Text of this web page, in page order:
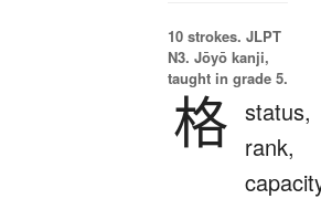
10 strokes. JLPT
N3. Jōyō kanji,
taught in grade 5.
格 status,
rank,